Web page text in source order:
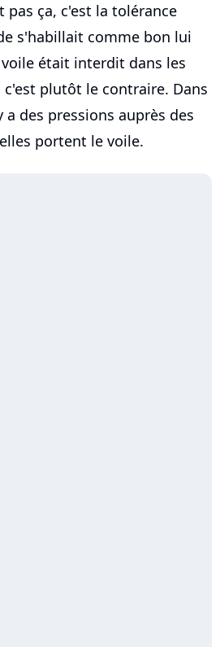
pas ça, c'est la tolérance
s'habillait comme bon lui
était interdit dans les
plutôt le contraire. Dans
a des pressions auprès des
portent le voile.